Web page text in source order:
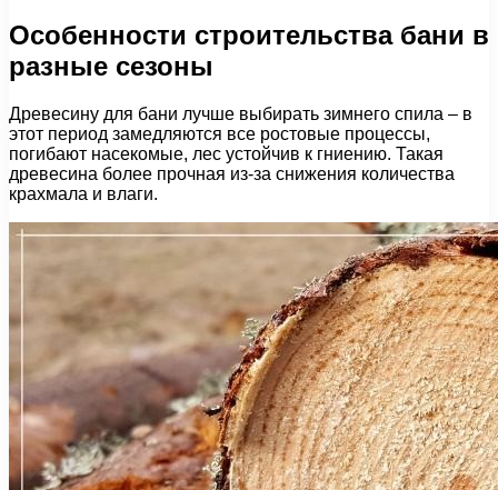
Особенности строительства бани в
разные сезоны
Древесину для бани лучше выбирать зимнего спила – в
этот период замедляются все ростовые процессы,
погибают насекомые, лес устойчив к гниению. Такая
древесина более прочная из-за снижения количества
крахмала и влаги.